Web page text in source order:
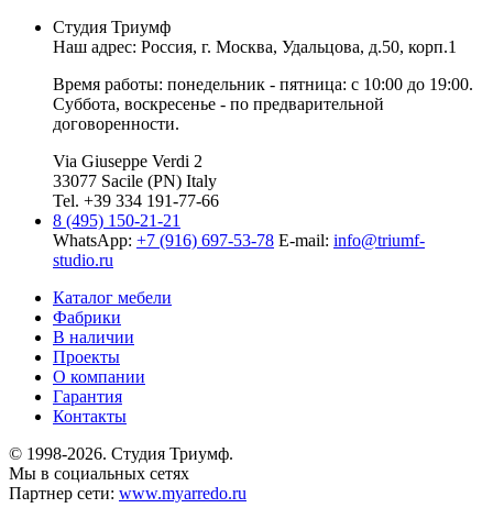
Студия Триумф
Наш адрес: Россия, г. Москва, Удальцова, д.50, корп.1
Время работы: понедельник - пятница: с 10:00 до 19:00.
Суббота, воскресенье - по предварительной
договоренности.
Via Giuseppe Verdi 2
33077 Sacile (PN) Italy
Tel. +39 334 191-77-66
8 (495) 150-21-21
WhatsApp: +7 (916) 697-53-78 E-mail: info@triumf-
studio.ru
Каталог мебели
Фабрики
В наличии
Проекты
О компании
Гарантия
Контакты
© 1998-2026. Студия Триумф.
Мы в социальных сетях
Партнер сети: www.myarredo.ru